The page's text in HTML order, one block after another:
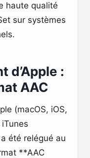
haute qualité
sur systèmes
d’Apple :
AAC
(macOS, iOS,
été relégué au
**AAC